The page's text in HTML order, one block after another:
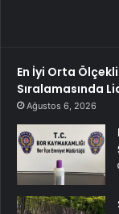
En İyi Orta
Sıralamasında
Ağustos 6, 2026